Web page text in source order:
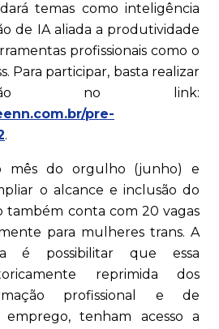
temas como inteligência
de IA aliada a produtividade
profissionais como o
Para participar, basta realizar
no link:
pre-
.
mês do orgulho (junho) e
o alcance e inclusão do
também conta com 20 vagas
para mulheres trans. A
é possibilitar que essa
reprimida dos
profissional e de
tenham acesso a